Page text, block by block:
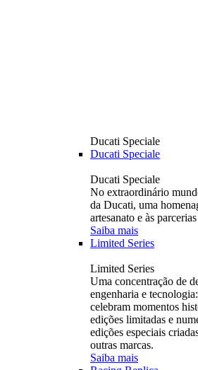
Ducati Speciale
Ducati Speciale
Ducati Speciale
No extraordinário
da Ducati, uma
artesanato e às
Saiba mais
Limited Series
Limited Series
Uma concentração de
engenharia e
celebram momentos
edições limitadas e
edições especiais
outras marcas.
Saiba mais